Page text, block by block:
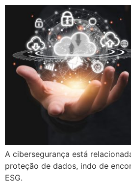
A cibersegurança está
proteção de dados, indo de
ESG.